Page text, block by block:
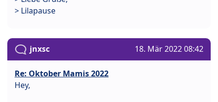
> Lilapause
jnxsc 18. Mär 2022 08:42
Re: Oktober Mamis 2022
Hey,